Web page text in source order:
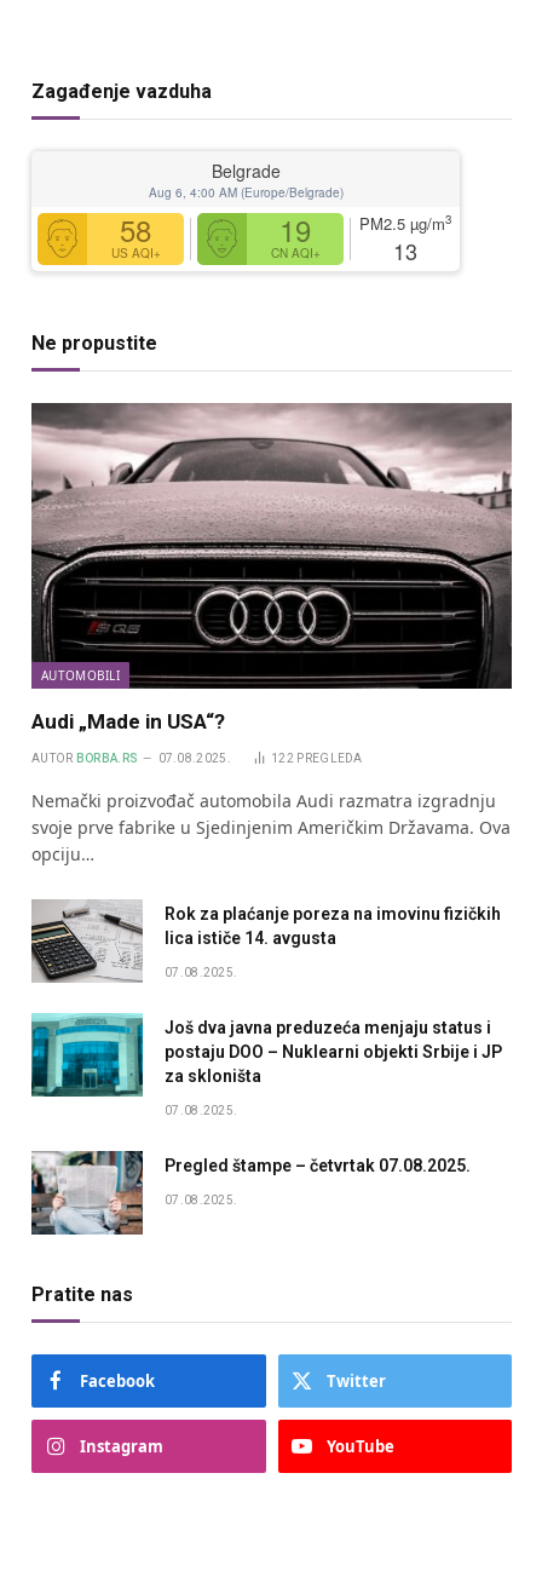
Zagađenje vazduha
Belgrade
Aug 6, 4:00 AM (Europe/Belgrade)
58
US AQI+
19
CN AQI+
PM2.5 µg/m3
13
Ne propustite
AUTOMOBILI
Audi „Made in USA“?
AUTOR BORBA.RS 07.08.2025. 122 PREGLEDA
Nemački proizvođač automobila Audi razmatra izgradnju
svoje prve fabrike u Sjedinjenim Američkim Državama. Ova
opciju…
Rok za plaćanje poreza na imovinu fizičkih
lica ističe 14. avgusta
07.08.2025.
Još dva javna preduzeća menjaju status i
postaju DOO – Nuklearni objekti Srbije i JP
za skloništa
07.08.2025.
Pregled štampe – četvrtak 07.08.2025.
07.08.2025.
Pratite nas
Facebook Twitter
Instagram YouTube